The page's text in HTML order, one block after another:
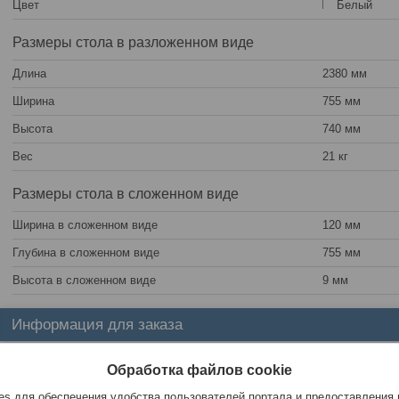
Цвет Белый
Размеры стола в разложенном виде
Длина 2380 мм
Ширина 755 мм
Высота 740 мм
Вес 21 кг
Размеры стола в сложенном виде
Ширина в сложенном виде 120 мм
Глубина в сложенном виде 755 мм
Высота в сложенном виде 9 мм
Информация для заказа
Обработка файлов cookie